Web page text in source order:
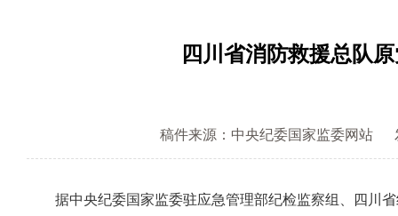
四川省消防救援总队
稿件来源：中央纪委国家监委网站
据中央纪委国家监委驻应急管理部纪检监察组、四川省